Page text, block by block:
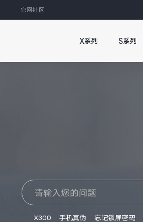
官网社区
X系列 S系列
X300 手机真伪 忘记锁屏密码